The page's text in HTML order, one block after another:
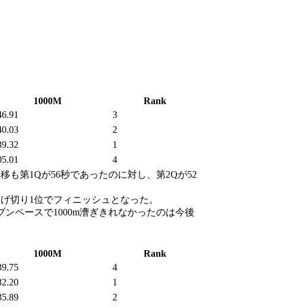
1000M
Rank
3
2
1
4
も第1Qが56秒であったのに対し、第2Qが52
切り1位でフィニッシュとなった。
ペースで1000m漕ぎきれなかったのは今後
1000M
Rank
4
1
2